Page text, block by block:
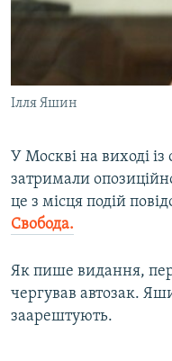
ДЕПОРТАЦІЯ
УКРАЇНСЬКА ПРОБЛЕМА
ЯК ОБІЙТИ
Qırımtatar
Усі сайти RFE/RL
Ілля Яшин
У Москві на виході
затримали
це з місця подій
Свобода.
Як пише видання,
чергував автозак.
заарештують.